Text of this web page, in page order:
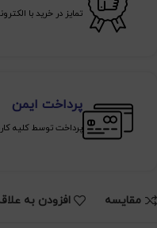
تمایز در خرید با
پرداخت ایمن
پرداخت توسط کلیه
مقايسه افزودن به